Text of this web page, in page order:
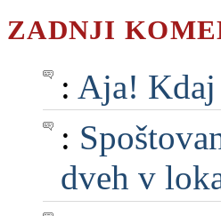
ZADNJI
: Aja! Kdaj
:
dveh v